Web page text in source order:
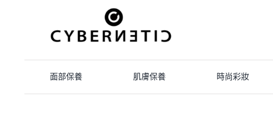
面部保養 肌膚保養 時尚彩妝